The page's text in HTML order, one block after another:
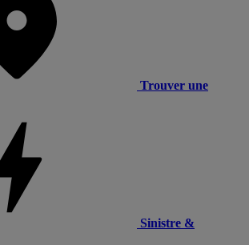
Trouver une
Sinistre &